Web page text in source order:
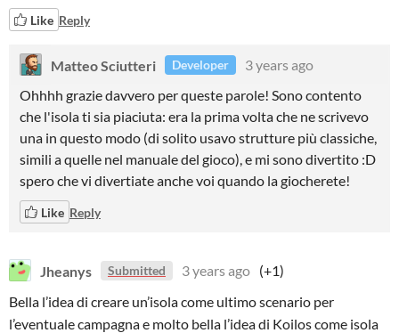
Like Reply
Matteo Sciutteri Developer
3 years ago
Ohhhh grazie davvero per queste parole! Sono contento
che l'isola ti sia piaciuta: era la prima volta che ne scrivevo
una in questo modo (di solito usavo strutture più classiche,
simili a quelle nel manuale del gioco), e mi sono divertito :D
spero che vi divertiate anche voi quando la giocherete!
Like Reply
Jheanys Submitted 3 years ago (+1)
Bella l’idea di creare un’isola come ultimo scenario per
l’eventuale campagna e molto bella l’idea di Koilos come isola